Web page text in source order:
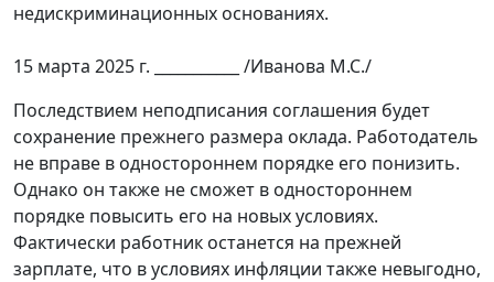
недискриминационных основаниях.
15 марта 2025 г. ___________ /Иванова М.С./
Последствием неподписания соглашения будет
сохранение прежнего размера оклада. Работодатель
не вправе в одностороннем порядке его понизить.
Однако он также не сможет в одностороннем
порядке повысить его на новых условиях.
Фактически работник останется на прежней
зарплате, что в условиях инфляции также невыгодно,